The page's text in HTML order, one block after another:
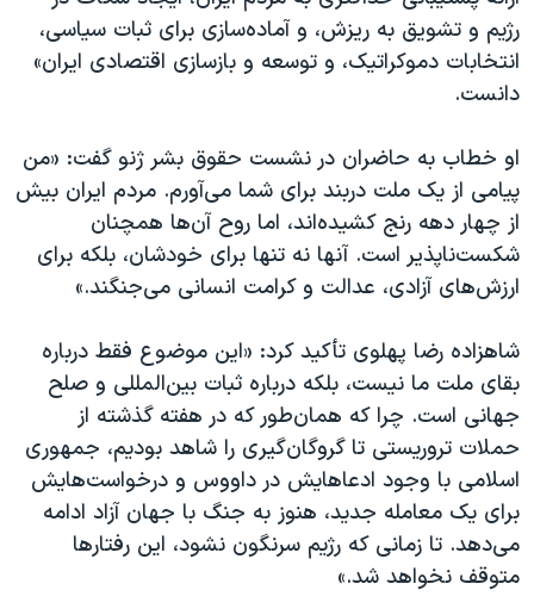
رژیم و تشویق به ریزش، و آماده‌سازی برای ثبات سیاسی،
انتخابات دموکراتیک، و توسعه و بازسازی اقتصادی ایران»
دانست.
او خطاب به حاضران در نشست حقوق بشر ژنو گفت: «من
پیامی از یک ملت دربند برای شما می‌آورم. مردم ایران بیش
از چهار دهه رنج کشیده‌اند، اما روح آن‌ها همچنان
شکست‌ناپذیر است. آنها نه تنها برای خودشان، بلکه برای
ارزش‌های آزادی، عدالت و کرامت انسانی می‌جنگند.»
شاهزاده رضا پهلوی تأکید کرد: «این موضوع فقط درباره
بقای ملت ما نیست، بلکه درباره ثبات بین‌المللی و صلح
جهانی است. چرا که همان‌طور که در هفته گذشته از
حملات تروریستی تا گروگان‌گیری را شاهد بودیم، جمهوری
اسلامی با وجود ادعاهایش در داووس و درخواست‌هایش
برای یک معامله جدید، هنوز به جنگ با جهان آزاد ادامه
می‌دهد. تا زمانی که رژیم سرنگون نشود، این رفتارها
متوقف نخواهد شد.»